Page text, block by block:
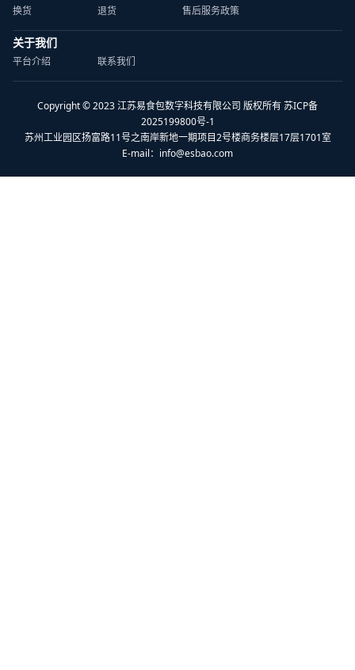
换货 退货 售后服务政策
关于我们
平台介绍 联系我们
Copyright © 2023 江苏易食包数字科技有限公司 版权所有 苏ICP备
2025199800号-1
苏州工业园区扬富路11号之南岸新地一期项目2号楼商务楼层17层1701室
E-mail： info@esbao.com